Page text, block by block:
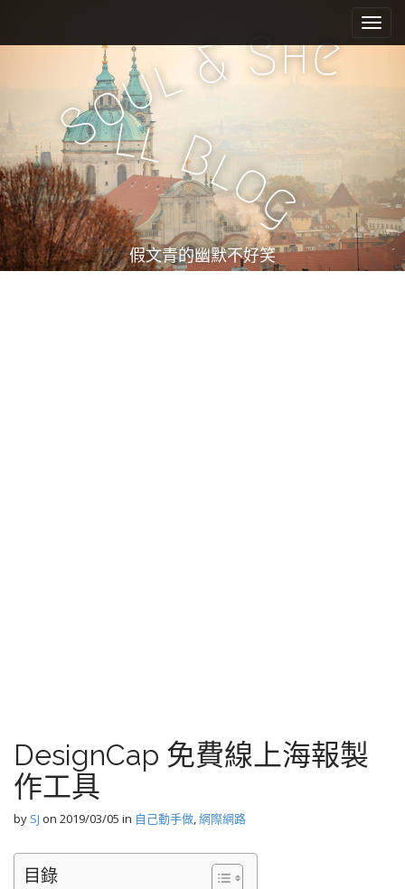
e
n
u
i
c
n
t
e
n
t
Soul&She
ll Bl
og
假文青的幽默不好笑
DesignCap 免費線上海報製
作工具
by SJ on 2019/03/05 in 自己動手做,網際網路
目錄